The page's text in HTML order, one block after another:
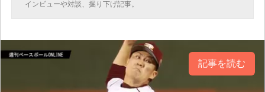
インビューや対談、掘り下げ記事。
記事を読む